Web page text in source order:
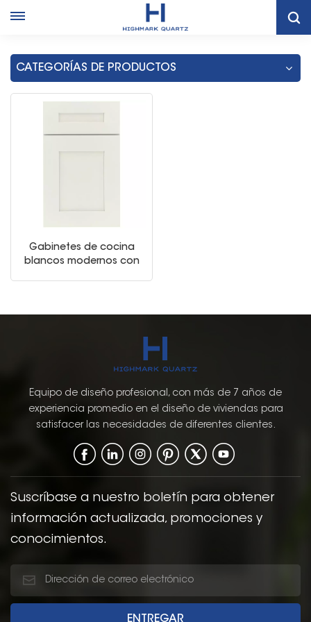
Hogar
Gabinete De Cocina De Marco Blanco Duradero De Tailandia
CATEGORÍAS DE PRODUCTOS
Gabinetes de cocina
blancos modernos con
Equipo de diseño profesional, con más de 7 años de
experiencia promedio en el diseño de viviendas para
satisfacer las necesidades de diferentes clientes.
Suscríbase a nuestro boletín para obtener
información actualizada, promociones y
conocimientos.